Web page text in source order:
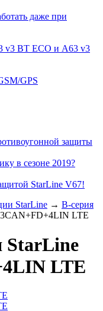
даже при
v3 BT ECO и A63 v3
GPS
защиты
в сезоне 2019?
StarLine V67!
StarLine → B-серия
3CAN+FD+4LIN LTE
StarLine
LTE